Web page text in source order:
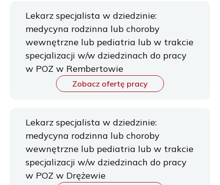
Lekarz specjalista w dziedzinie:
medycyna rodzinna lub choroby
wewnętrzne lub pediatria lub w trakcie
specjalizacji w/w dziedzinach do pracy
w POZ w Rembertowie
Zobacz ofertę pracy
Lekarz specjalista w dziedzinie:
medycyna rodzinna lub choroby
wewnętrzne lub pediatria lub w trakcie
specjalizacji w/w dziedzinach do pracy
w POZ w Drężewie